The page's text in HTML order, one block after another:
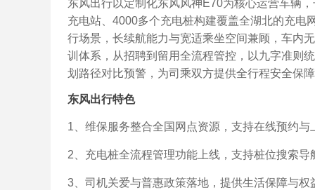
东风出行以定制化东风风神E70为核心运营车辆
充电站、4000多个充电桩构建覆盖全湖北的充电
行场景，长续航能力与宽适乘坐空间兼顾，车内
训体系，从招聘到留用全流程管控，以九字准则
划路径对比预警，为司乘双方提供全行程安全保
东风出行特色
1、维保服务整合全国网点资源，支持在线预约
2、充电桩全流程管理功能上线，支持桩位搜索
3、司机关爱与普惠政策落地，提供生活保障与